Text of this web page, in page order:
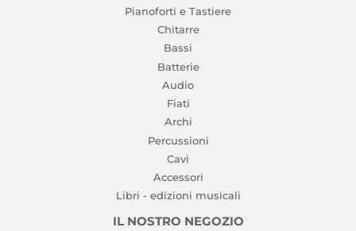
Pianoforti e Tastiere
Chitarre
Bassi
Batterie
Audio
Fiati
Archi
Percussioni
Cavi
Accessori
Libri - edizioni musicali
IL NOSTRO NEGOZIO